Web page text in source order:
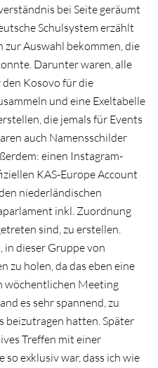
bei Seite geräumt
Schulsystem erzählt
zur Auswahl bekommen, die
Darunter waren, alle
Kosovo für die
und eine Exeltabelle
die jemals für Events
auch Namensschilder
einen Instagram-
KAS-Europe Account
niederländischen
inkl. Zuordnung
sind, zu erstellen.
in dieser Gruppe von
zu holen, da das eben eine
wöchentlichen Meeting
es sehr spannend, zu
beizutragen hatten. Später
Treffen mit einer
exklusiv war, dass ich wie